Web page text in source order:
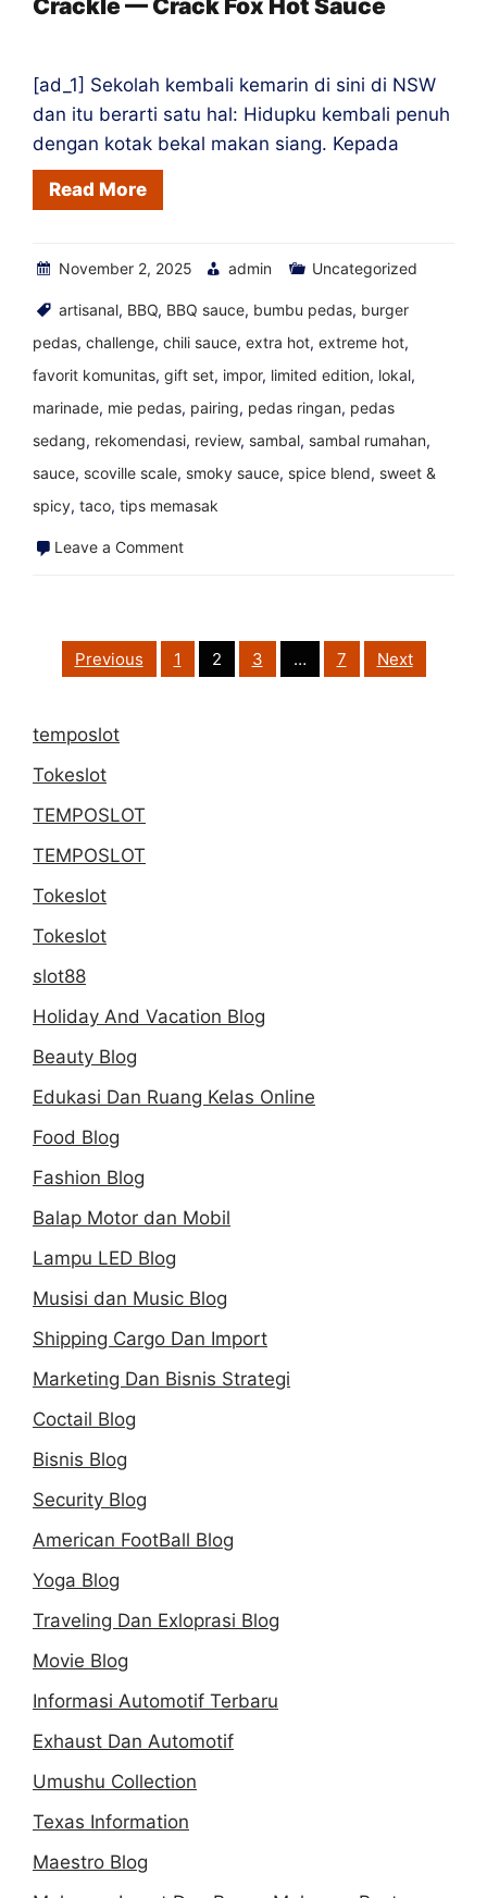
Pedas
Fox
Crackle — Crack Fox Hot Sauce
[ad_1] Sekolah kembali kemarin di sini di NSW
dan itu berarti satu hal: Hidupku kembali penuh
dengan kotak bekal makan siang. Kepada
Read More
November 2, 2025 admin Uncategorized
artisanal, BBQ, BBQ sauce, bumbu pedas, burger
pedas, challenge, chili sauce, extra hot, extreme hot,
favorit komunitas, gift set, impor, limited edition, lokal,
marinade, mie pedas, pairing, pedas ringan, pedas
sedang, rekomendasi, review, sambal, sambal rumahan,
sauce, scoville scale, smoky sauce, spice blend, sweet &
spicy, taco, tips memasak
Leave a Commenton
penyelamat
kotak
pagination
Previous 1 2 3 … 7 Next
temposlot
Tokeslot
TEMPOSLOT
TEMPOSLOT
Tokeslot
Tokeslot
slot88
Holiday And Vacation Blog
Beauty Blog
Edukasi Dan Ruang Kelas Online
Food Blog
Fashion Blog
Balap Motor dan Mobil
Lampu LED Blog
Musisi dan Music Blog
Shipping Cargo Dan Import
Marketing Dan Bisnis Strategi
Coctail Blog
Bisnis Blog
Security Blog
American FootBall Blog
Yoga Blog
Traveling Dan Exloprasi Blog
Movie Blog
Informasi Automotif Terbaru
Exhaust Dan Automotif
Umushu Collection
Texas Information
Maestro Blog